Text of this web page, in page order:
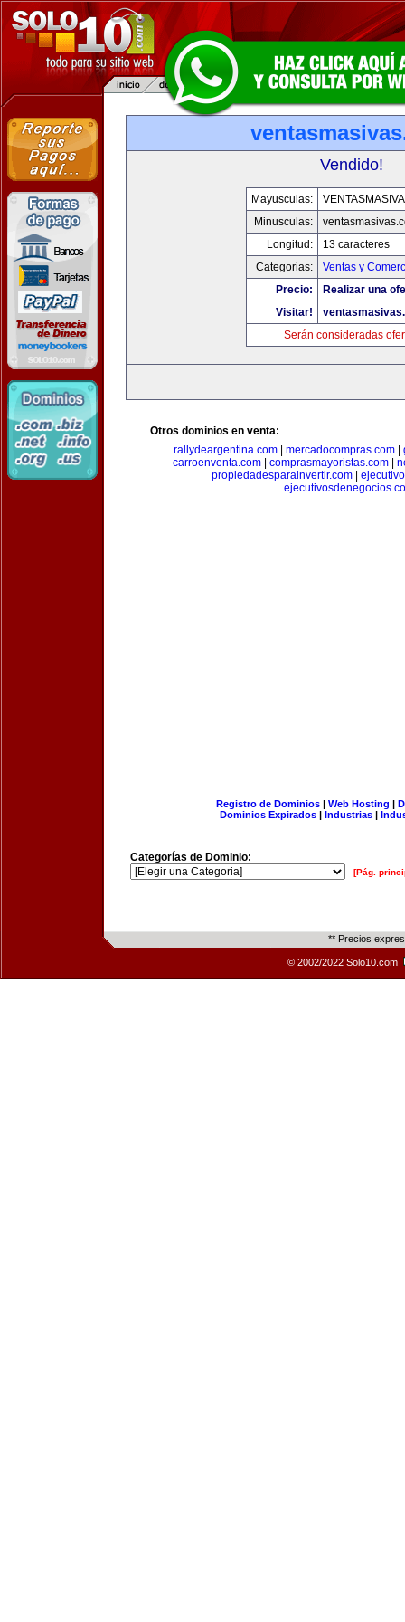
Vendido!
Mayusculas:
Minusculas:
Longitud:
13 caracteres
Categorias:
Ventas y
Precio:
Realizar una
Visitar!
Serán consideradas
Otros dominios en venta:
rallydeargentina.com
mercadocompras.com
carroenventa.com| comprasmayoristas.com|
propiedadesparainvertir.com
Registro de Dominios| Web Hosting |
Dominios Expirados | Industrias |
Categorías de Dominio:
[Pág.
** Precios
© 2002/2022 Solo10.com